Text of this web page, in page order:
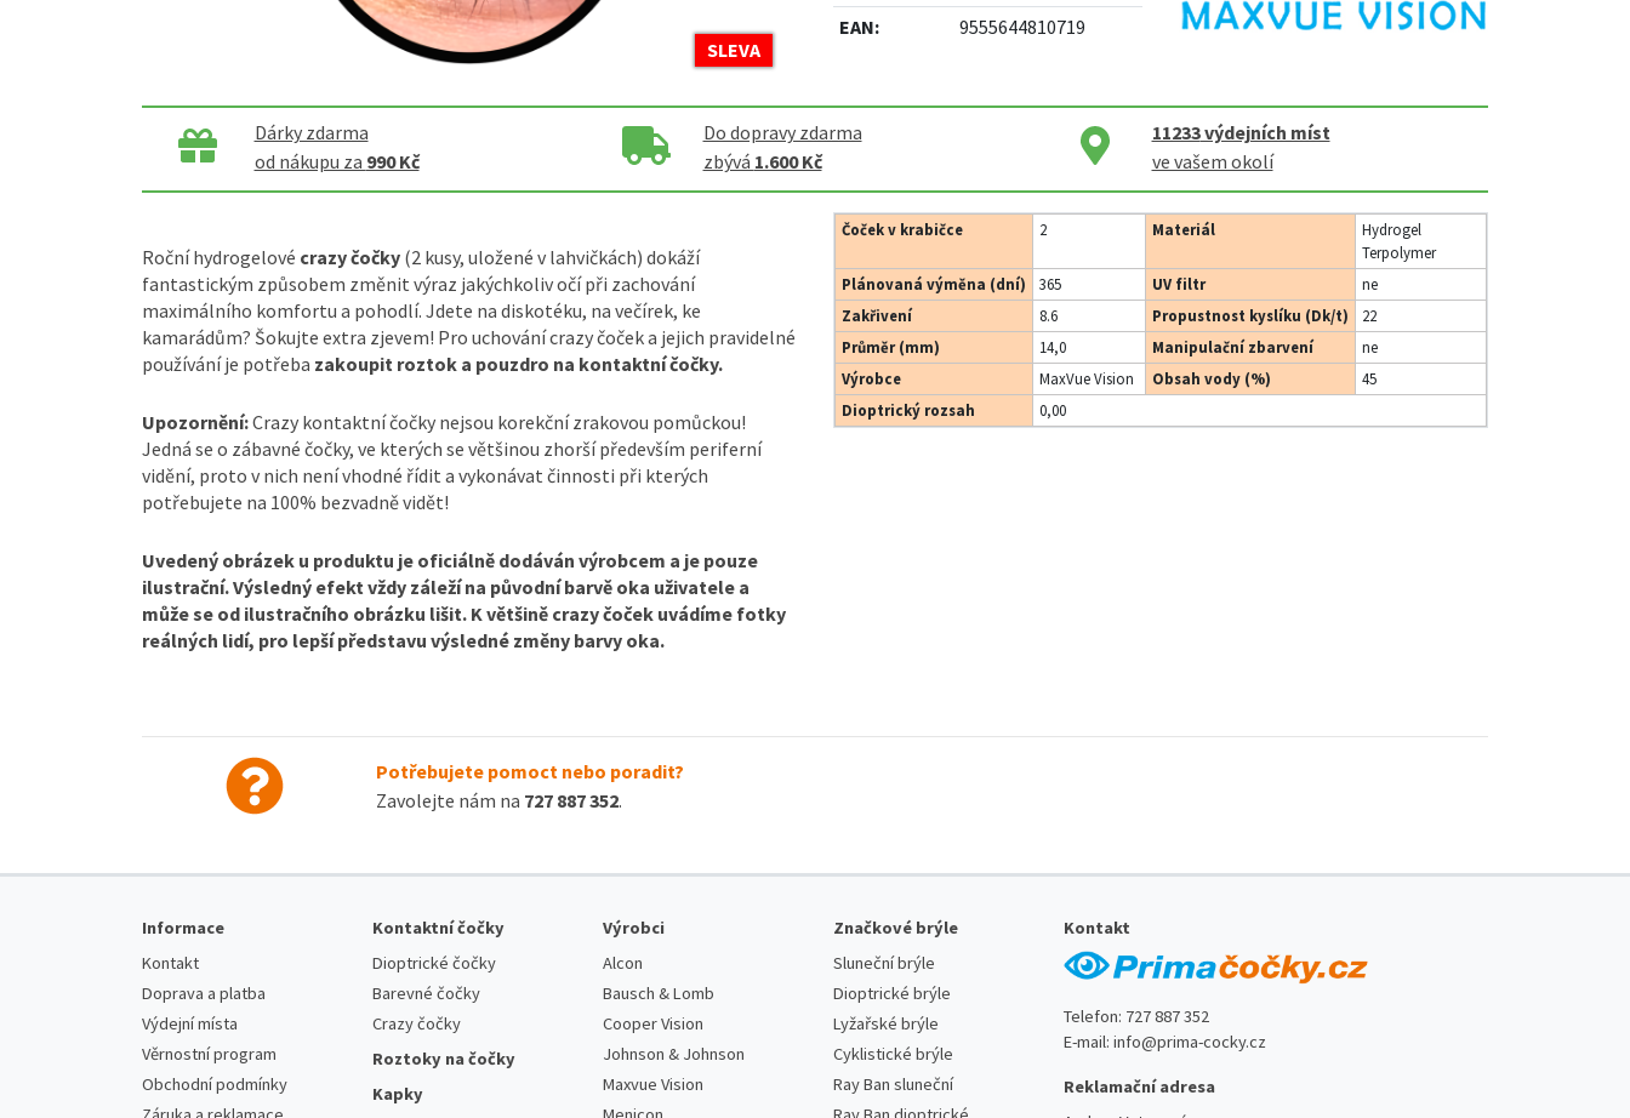
SLEVA
EAN:
9555644810719
Dárky zdarma
od nákupu za 990 Kč
Do dopravy zdarma
zbývá 1.600 Kč
11233výdejních míst
ve vašem okolí
Roční hydrogelové crazy čočky (2 kusy, uložené v lahvičkách) dokáží
fantastickým způsobem změnit výraz jakýchkoliv očí při zachování
maximálního komfortu a pohodlí. Jdete na diskotéku, na večírek, ke
kamarádům? Šokujte extra zjevem! Pro uchování crazy čoček a jejich pravidelné
používání je potřeba zakoupit roztok a pouzdro na kontaktní čočky.
Upozornění:Crazy kontaktní čočky nejsou korekční zrakovou pomůckou!
Jedná se o zábavné čočky, ve kterých se většinou zhorší především periferní
vidění, proto v nich není vhodné řídit a vykonávat činnosti při kterých
potřebujete na 100% bezvadně vidět!
Uvedený obrázek u produktu je oficiálně dodáván výrobcem a je pouze
ilustrační. Výsledný efekt vždy záleží na původní barvě oka uživatele a
může se od ilustračního obrázku lišit. K většině crazy čoček uvádíme fotky
reálných lidí, pro lepší představu výsledné změny barvy oka.
Čoček v krabičce 2 Materiál
Hydrogel
Terpolymer
Plánovaná výměna (dní)
365 UV filtr
ne
Zakřivení
8.6 Propustnost kyslíku (Dk/t)
22
Průměr (mm)
14,0 Manipulační zbarvení
ne
Výrobce
MaxVue Vision Obsah vody (%)
45
Dioptrický rozsah
0,00
Potřebujete pomoct nebo poradit?
Zavolejte nám na 727 887 352.
Informace
Kontakt
Doprava a platba
Výdejní místa
Věrnostní program
Obchodní podmínky
Kontaktní čočky
Dioptrické čočky
Barevné čočky
Crazy čočky
Roztoky na čočky
Kapky
Výrobci
Alcon
Bausch & Lomb
Cooper Vision
Johnson & Johnson
Maxvue Vision
Značkové brýle
Sluneční brýle
Dioptrické brýle
Lyžařské brýle
Cyklistické brýle
Ray Ban sluneční
Kontakt
Telefon: 727 887 352
E-mail: info@prima-cocky.cz
Reklamační adresa